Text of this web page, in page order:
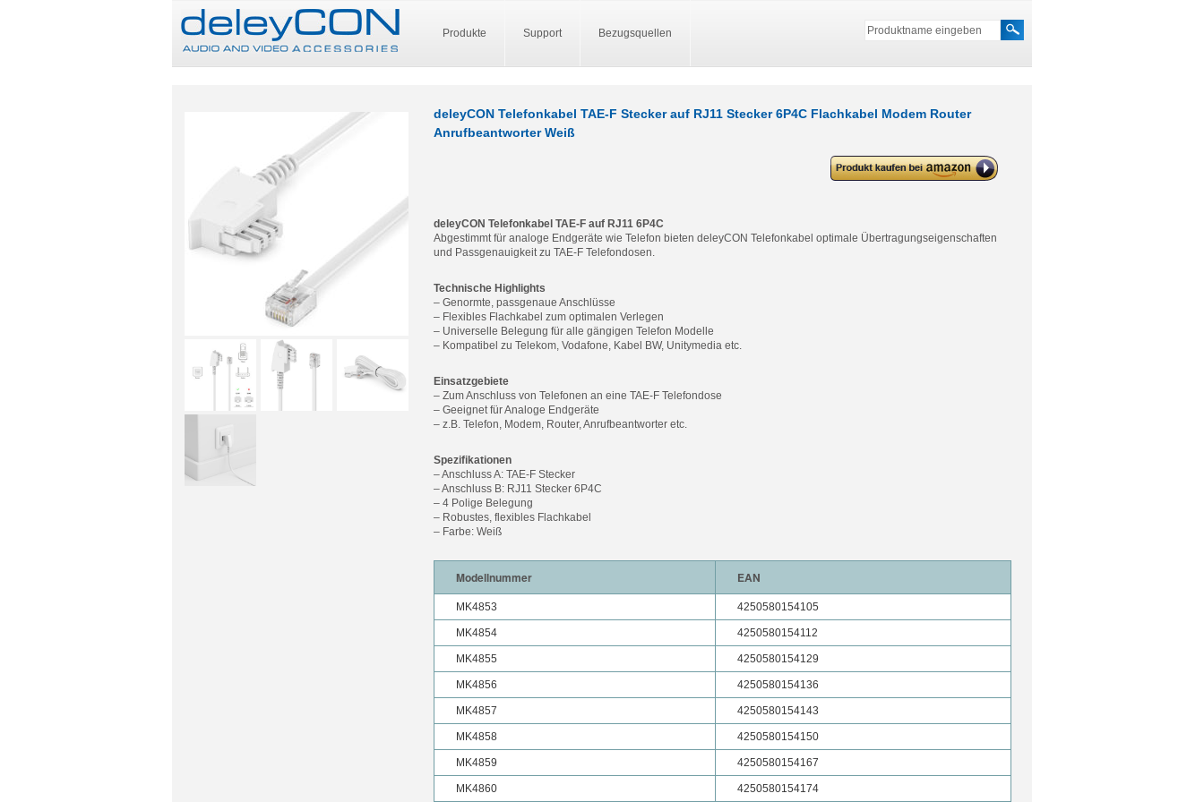
Produkte Support Bezugsquellen
deleyCON Telefonkabel TAE-F Stecker auf RJ11 Stecker 6P4C Flachkabel Modem Router
Anrufbeantworter Weiß
deleyCON Telefonkabel TAE-F
Stecker auf RJ11 Stecker 6P4C
deleyCON Telefonkabel TAE-F auf RJ11 6P4C
Abgestimmt für analoge Endgeräte wie Telefon bieten deleyCON Telefonkabel optimale Übertragungseigenschaften
und Passgenauigkeit zu TAE-F Telefondosen.
Technische Highlights
– Genormte, passgenaue Anschlüsse
– Flexibles Flachkabel zum optimalen Verlegen
– Universelle Belegung für alle gängigen Telefon Modelle
– Kompatibel zu Telekom, Vodafone, Kabel BW, Unitymedia etc.
Einsatzgebiete
– Zum Anschluss von Telefonen an eine TAE-F Telefondose
– Geeignet für Analoge Endgeräte
– z.B. Telefon, Modem, Router, Anrufbeantworter etc.
Spezifikationen
– Anschluss A: TAE-F Stecker
– Anschluss B: RJ11 Stecker 6P4C
– 4 Polige Belegung
– Robustes, flexibles Flachkabel
– Farbe: Weiß
Modellnummer EAN
MK4853 4250580154105
MK4854 4250580154112
MK4855 4250580154129
MK4856 4250580154136
MK4857 4250580154143
MK4858 4250580154150
MK4859 4250580154167
MK4860 4250580154174